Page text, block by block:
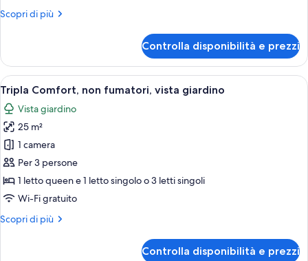
Scopri di più
Altri
Comfort
Controlla disponibilità e prezzi
Apri
tutte
le
foto
per
Tripla
Comfort,
non
fumatori,
vista
Una camera d'albergo con un letto,
15
Tripla Comfort, non fumatori, vista giardino
Vista giardino
25 m²
1 camera
Per 3 persone
1 letto queen e 1 letto singolo o 3 letti singoli
Wi-Fi gratuito
Scopri di più
Altri
Controlla disponibilità e prezzi